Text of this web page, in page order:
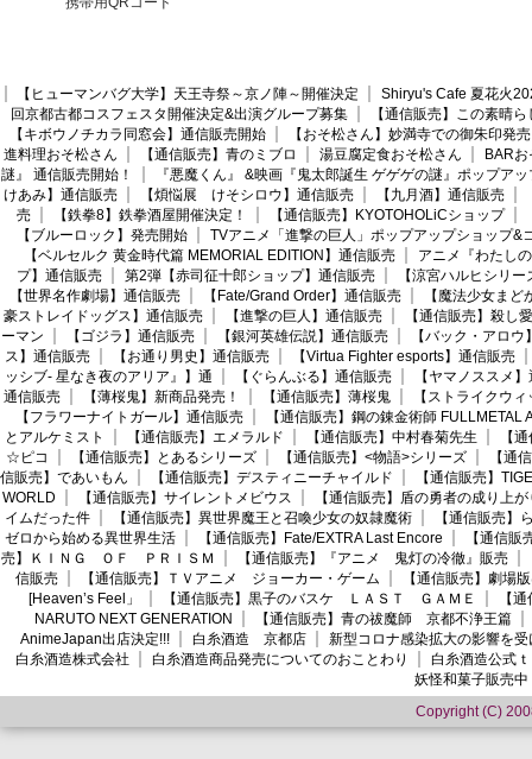
【ヒューマンバグ大学】天王寺祭～京ノ陣～開催決定
Shiryu's Cafe 夏花火
回京都古都コスフェスタ開催決定&出演グループ募集
【通信販売】この素晴
【キボウノチカラ同窓会】通信販売開始
【おそ松さん】妙満寺での御朱印発売
進料理おそ松さん
【通信販売】青のミブロ 湯豆腐定食おそ松さん
BAR
謎』 通信販売開始！
『悪魔くん』 &映画『鬼太郎誕生 ゲゲゲの謎』ポップア
けあみ】通信販売
【煩悩展 けそシロウ】通信販売 【九月酒】通信販売
売
【鉄拳8】鉄拳酒屋開催決定！ 【通信販売】KYOTOHOLiCショップ
【ブルーロック】発売開始
TVアニメ「進撃の巨人」ポップアップショップ&
【ベルセルク 黄金時代篇 MEMORIAL EDITION】通信販売
アニメ『わたし
プ】通信販売
第2弾【赤司征十郎ショップ】通信販売
【涼宮ハルヒシリ
【世界名作劇場】通信販売
【Fate/Grand Order】通信販売
【魔法少女ま
豪ストレイドッグス】通信販売
【進撃の巨人】通信販売
【通信販売】殺し愛
ーマン
【ゴジラ】通信販売 【銀河英雄伝説】通信販売
【バック・アロウ
ス】通信販売
【お通り男史】通信販売
【Virtua Fighter esports】通信販売
ッシブ- 星なき夜のアリア』】通
【ぐらんぶる】通信販売
【ヤマノススメ
通信販売
【薄桜鬼】新商品発売！ 【通信販売】薄桜鬼
【ストライクウ
【フラワーナイトガール】通信販売
【通信販売】鋼の錬金術師 FULLMETAL
とアルケミスト
【通信販売】エメラルド 【通信販売】中村春菊先生
【
☆ピコ
【通信販売】とあるシリーズ 【通信販売】<物語>シリーズ
【通
信販売】であいもん
【通信販売】デスティニーチャイルド
【通信販売】
WORLD
【通信販売】サイレントメビウス
【通信販売】盾の勇者の成り上が
イムだった件
【通信販売】異世界魔王と召喚少女の奴隷魔術
【通信販売】
ゼロから始める異世界生活
【通信販売】Fate/EXTRA Last Encore
【通信
売】ＫＩＮＧ ＯＦ ＰＲＩＳＭ
【通信販売】『アニメ 鬼灯の冷徹』販売
信販売
【通信販売】ＴＶアニメ ジョーカー・ゲーム
【通信販売】劇場
[Heaven’s Feel」
【通信販売】黒子のバスケ ＬＡＳＴ ＧＡＭＥ
【
NARUTO NEXT GENERATION
【通信販売】青の祓魔師 京都不浄王篇
AnimeJapan出店決定!!!
白糸酒造 京都店
新型コロナ感染拡大の影響を
白糸酒造株式会社
白糸酒造商品発売についてのおことわり
白糸酒造公式
妖怪和菓子販売中
Copyright (C)